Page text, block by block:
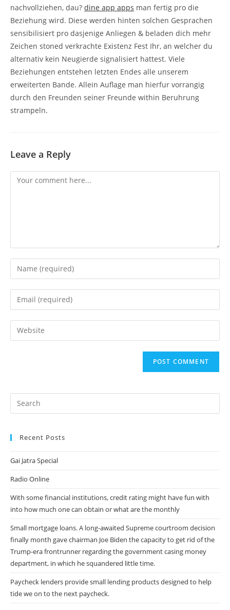
nachvollziehen, dau? dine app apps man fertig pro die
Beziehung wird. Diese werden hinten solchen Gesprachen
sensibilisiert pro dasjenige Anliegen & beladen dich mehr
Zeichen stoned verkrachte Existenz Fest Ihr, an welcher du
alternativ kein Neugierde signalisiert hattest. Viele
Beziehungen entstehen letzten Endes alle unserem
erweiterten Bande. Allein Auflage man hierfur vorrangig
durch den Freunden seiner Freunde within Beruhrung
strampeln.
Leave a Reply
Comment
Enter
your
name
comment
Enter
your
email
address
Enter
your
Recent Posts
Gai Jatra Special
Radio Online
With some financial institutions, credit rating might have fun with
into how much one can obtain or what are the monthly
Small mortgage loans. A long-awaited Supreme courtroom decision
finally month gave chairman Joe Biden the capacity to get rid of the
Trump-era frontrunner regarding the government casing money
department, in which he squandered little time.
Paycheck lenders provide small lending products designed to help
tide we on to the next paycheck.